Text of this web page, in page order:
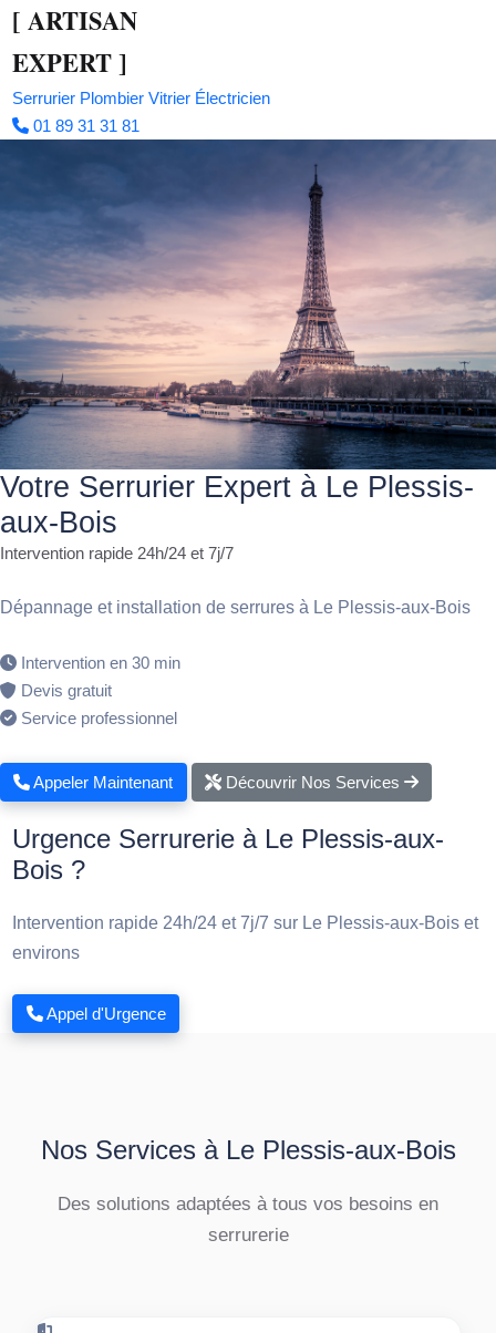
[ ARTISAN
EXPERT]
Serrurier Plombier Vitrier Électricien
01 89 31 31 81
Votre Serrurier Expert à Le Plessis-
aux-Bois
Intervention rapide 24h/24 et 7j/7
Dépannage et installation de serrures à Le Plessis-aux-Bois
Intervention en 30 min
Devis gratuit
Service professionnel
Appeler Maintenant Découvrir Nos Services
Urgence Serrurerie à Le Plessis-aux-
Bois ?
Intervention rapide 24h/24 et 7j/7 sur Le Plessis-aux-Bois et
environs
Appel d'Urgence
Nos Services à Le Plessis-aux-Bois
Des solutions adaptées à tous vos besoins en
serrurerie